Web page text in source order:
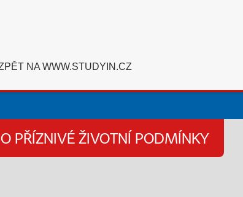
NA WWW.STUDYIN.CZ
PŘÍZNIVÉ ŽIVOTNÍ PODMÍNKY